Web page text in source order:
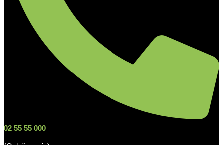
02 55 55 000